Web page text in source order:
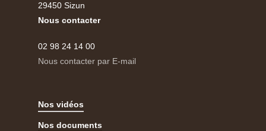
29450 Sizun
Nous contacter
02 98 24 14 00
Nous contacter par E-mail
Nos vidéos
Nos documents